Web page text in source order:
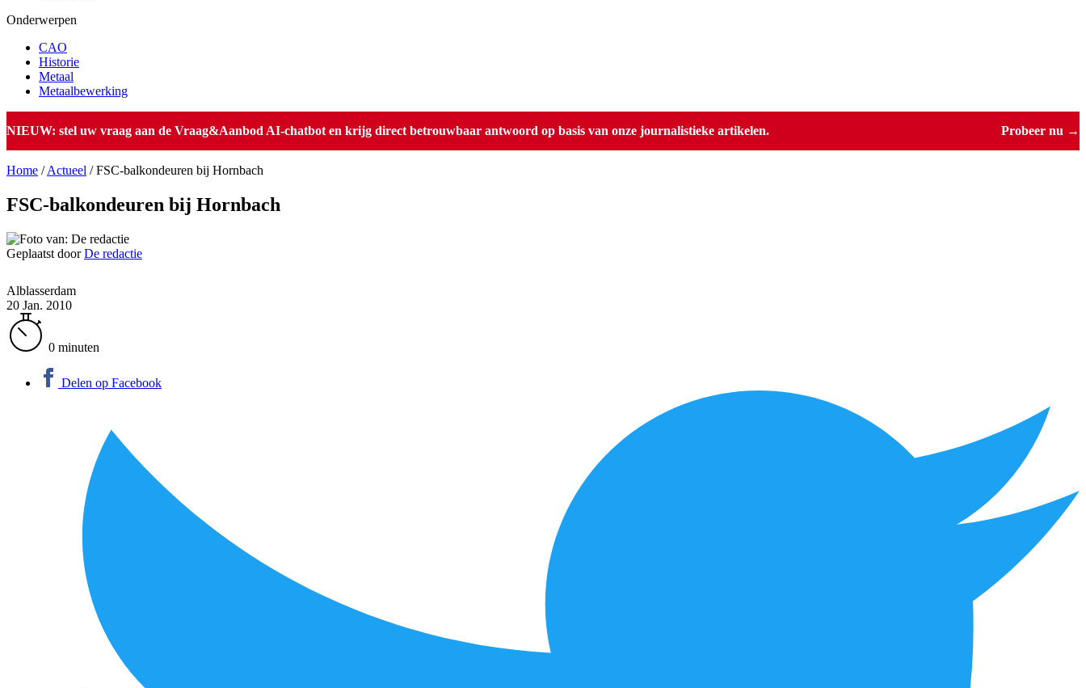
Onderwerpen
CAO
Historie
Metaal
Metaalbewerking
NIEUW: stel uw vraag aan de Vraag&Aanbod AI-chatbot en krijg direct betrouwbaar antwoord op basis van onze journalistieke artikelen. Probeer nu →
Home /Actueel /FSC-balkondeuren bij Hornbach
FSC-balkondeuren bij Hornbach
Geplaatst doorDe redactie
Alblasserdam
20 Jan. 2010
0 minuten
Delen op Facebook